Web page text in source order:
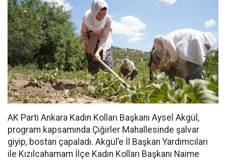
AK Parti Ankara Kadın Kolları Başkanı Aysel Akgül,
program kapsamında Çiğirler Mahallesinde şalvar
giyip, bostan çapaladı. Akgül’e İl Başkan Yardımcıları
ile Kızılcahamam İlçe Kadın Kolları Başkanı Naime